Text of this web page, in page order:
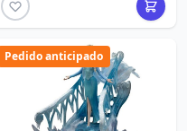
Pedido anticipado